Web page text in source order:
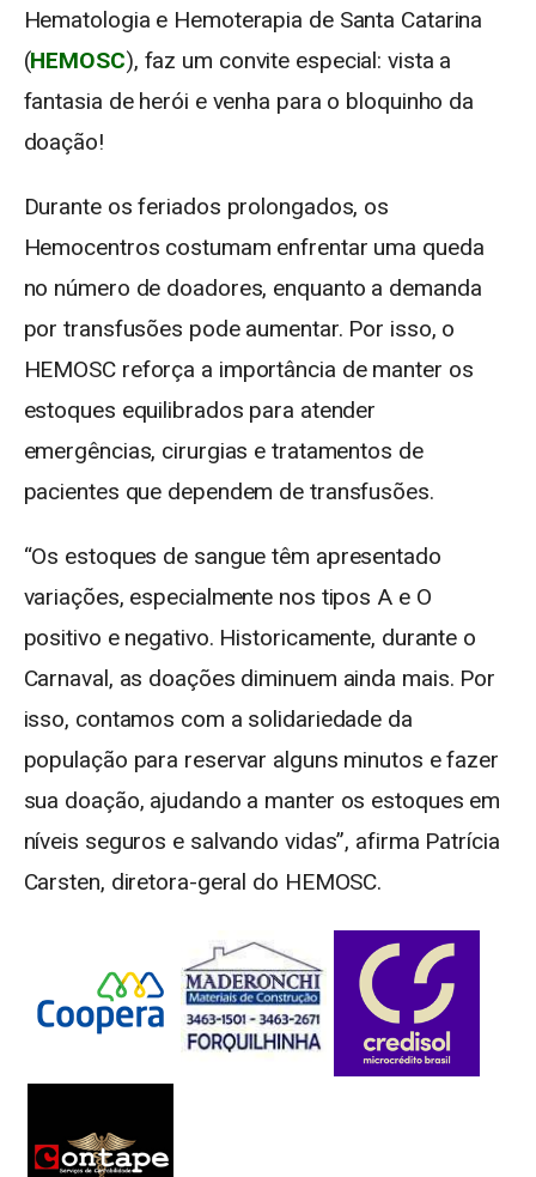
Hematologia e Hemoterapia de Santa Catarina
(HEMOSC), faz um convite especial: vista a
fantasia de herói e venha para o bloquinho da
doação!
Durante os feriados prolongados, os
Hemocentros costumam enfrentar uma queda
no número de doadores, enquanto a demanda
por transfusões pode aumentar. Por isso, o
HEMOSC reforça a importância de manter os
estoques equilibrados para atender
emergências, cirurgias e tratamentos de
pacientes que dependem de transfusões.
“Os estoques de sangue têm apresentado
variações, especialmente nos tipos A e O
positivo e negativo. Historicamente, durante o
Carnaval, as doações diminuem ainda mais. Por
isso, contamos com a solidariedade da
população para reservar alguns minutos e fazer
sua doação, ajudando a manter os estoques em
níveis seguros e salvando vidas”, afirma Patrícia
Carsten, diretora-geral do HEMOSC.